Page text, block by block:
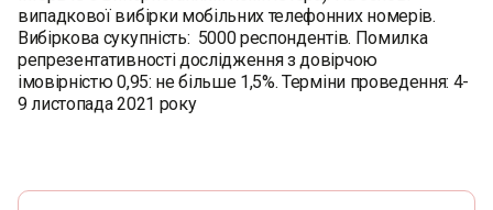
випадкової вибірки мобільних телефонних номерів.
Вибіркова сукупність: 5000 респондентів. Помилка
репрезентативності дослідження з довірчою
імовірністю 0,95: не більше 1,5%. Терміни проведення: 4-
9 листопада 2021 року